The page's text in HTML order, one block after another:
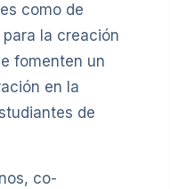
como de
la creación
fomenten un
en la
de
co-